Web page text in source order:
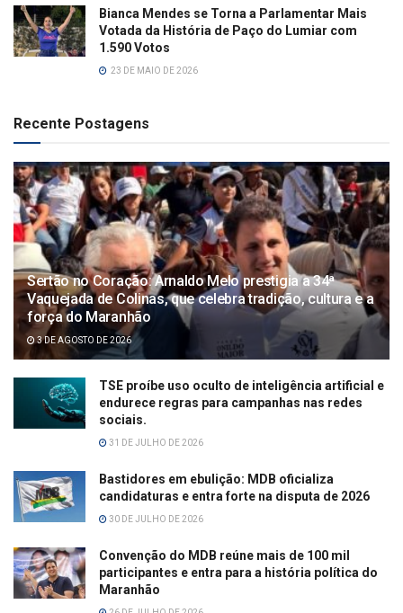
Bianca Mendes se Torna a Parlamentar Mais
Votada da História de Paço do Lumiar com
1.590 Votos
23 DE MAIO DE 2026
Recente Postagens
Sertão no Coração: Arnaldo Melo prestigia a 34ª
Vaquejada de Colinas, que celebra tradição, cultura e a
força do Maranhão
3 DE AGOSTO DE 2026
TSE proíbe uso oculto de inteligência artificial e
endurece regras para campanhas nas redes
sociais.
31 DE JULHO DE 2026
Bastidores em ebulição: MDB oficializa
candidaturas e entra forte na disputa de 2026
30 DE JULHO DE 2026
Convenção do MDB reúne mais de 100 mil
participantes e entra para a história política do
Maranhão